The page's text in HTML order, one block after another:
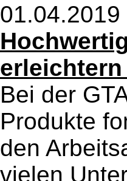
01.04.2019
Bei der
Produkte
den
vielen